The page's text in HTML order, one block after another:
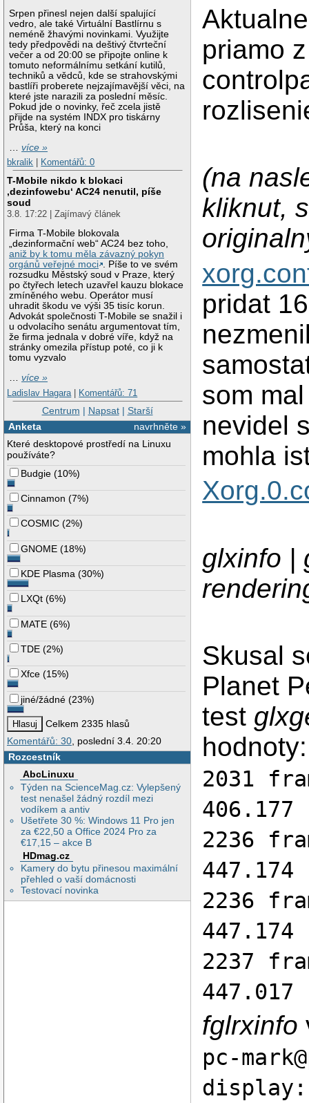
Srpen přinesl nejen další spalující
vedro, ale také Virtuální Bastlírnu s
neméně žhavými novinkami. Využijte
tedy předpovědi na deštivý čtvrteční
večer a od 20:00 se připojte online k
tomuto neformálnímu setkání kutilů,
techniků a vědců, kde se strahovskými
bastlíři proberete nejzajímavější věci, na
které jste narazili za poslední měsíc.
Pokud jde o novinky, řeč zcela jistě
přijde na systém INDX pro tiskárny
Průša, který na konci
…více »
bkralik
Komentářů: 0
T-Mobile nikdo k blokaci
‚dezinfowebu‘ AC24 nenutil, píše
soud
3.8. 17:22 | Zajímavý článek
Firma T-Mobile blokovala
„dezinformační web“ AC24 bez toho,
aniž by k tomu měla závazný pokyn
orgánů veřejné moci . Píše to ve svém
rozsudku Městský soud v Praze, který
po čtyřech letech uzavřel kauzu blokace
zmíněného webu. Operátor musí
uhradit škodu ve výši 35 tisíc korun.
Advokát společnosti T-Mobile se snažil i
u odvolacího senátu argumentovat tím,
že firma jednala v dobré víře, když na
stránky omezila přístup poté, co ji k
tomu vyzvalo
…více »
Ladislav Hagara | Komentářů: 71
Centrum | Napsat| Starší
navrhněte »
Anketa
Které desktopové prostředí na Linuxu
používáte?
Budgie (10%)
Cinnamon (7%)
COSMIC (2%)
GNOME (18%)
KDE Plasma (30%)
LXQt (6%)
MATE (6%)
TDE (2%)
Xfce (15%)
jiné/žádné (23%)
Celkem 2335 hlasů
Komentářů: 30, poslední 3.4. 20:20
Rozcestník
AbcLinuxu
Týden na ScienceMag.cz: Vylepšený
test nenašel žádný rozdíl mezi
vodíkem a antiv
Ušetřete 30 %: Windows 11 Pro jen
za €22,50 a Office 2024 Pro za
€17,15 – akce B
HDmag.cz
Kamery do bytu přinesou maximální
přehled o vaší domácnosti
Testovací novinka
priamo
(na
kliknut,
pridat
som
nevidel
mohla
glxinfo |
Skusal
Planet
test
hodnoty:
2031
406.177
2236
447.174
2236
447.174
2237
447.017
fglrxinfo
pc-